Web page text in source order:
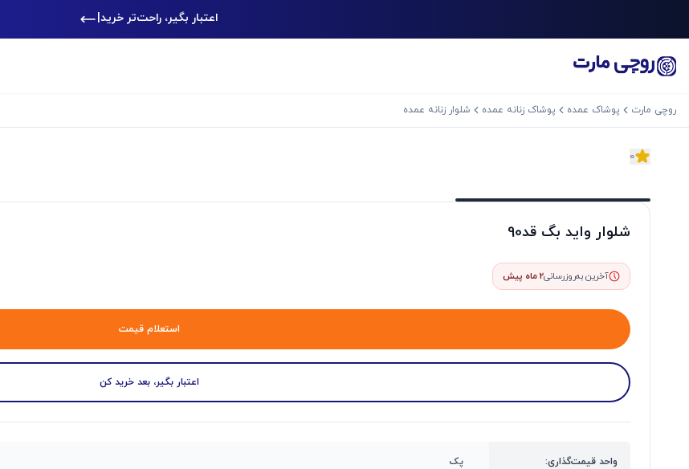
اعتبار بگیر، راحت‌تر خرید کن|
روچی مارت پوشاک عمده پوشاک زنانه عمده شلوار زنانه عمده
0
شلوار واید بگ قد90
آخرین به‌روزرسانی2 ماه پیش
استعلام قیمت
اعتبار بگیر، بعد خرید کن
واحد قیمت‌گذاری: پک